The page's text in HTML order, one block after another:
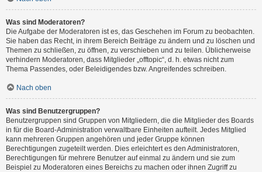
Was sind Moderatoren?
Die Aufgabe der Moderatoren ist es, das Geschehen im Forum zu beobachten.
Sie haben das Recht, in ihrem Bereich Beiträge zu ändern und zu löschen und
Themen zu schließen, zu öffnen, zu verschieben und zu teilen. Üblicherweise
verhindern Moderatoren, dass Mitglieder „offtopic“, d. h. etwas nicht zum
Thema Passendes, oder Beleidigendes bzw. Angreifendes schreiben.
Nach oben
Was sind Benutzergruppen?
Benutzergruppen sind Gruppen von Mitgliedern, die die Mitglieder des Boards
in für die Board-Administration verwaltbare Einheiten aufteilt. Jedes Mitglied
kann mehreren Gruppen angehören und jeder Gruppe können
Berechtigungen zugeteilt werden. Dies erleichtert es den Administratoren,
Berechtigungen für mehrere Benutzer auf einmal zu ändern und sie zum
Beispiel zu Moderatoren eines Bereichs zu machen oder ihnen Zugriff zu